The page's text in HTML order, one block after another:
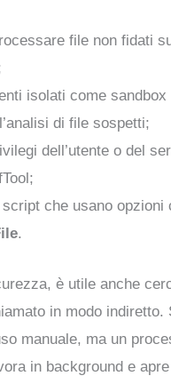
file non fidati
isolati come
di file sospetti;
dell’utente o del
che usano
.
è utile anche
in modo indiretto.
manuale, ma un
in background e